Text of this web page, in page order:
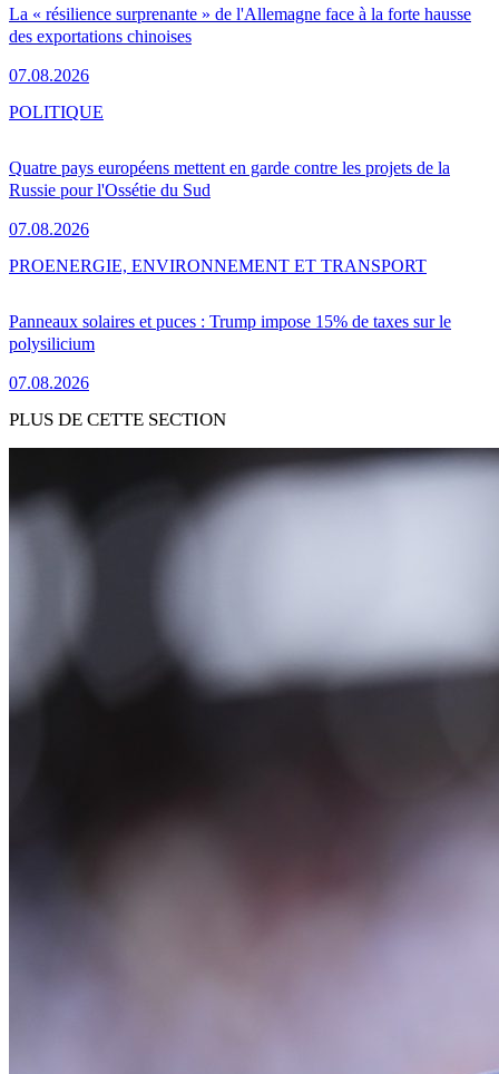
La « résilience surprenante » de l'Allemagne face à la forte hausse
des exportations chinoises
07.08.2026
Quatre pays européens mettent en garde contre les projets de la
Russie pour l'Ossétie du Sud
07.08.2026
POLITIQUE
Panneaux solaires et puces : Trump impose 15% de taxes sur le
polysilicium
07.08.2026
PROENERGIE, ENVIRONNEMENT ET TRANSPORT
PLUS DE CETTE SECTION